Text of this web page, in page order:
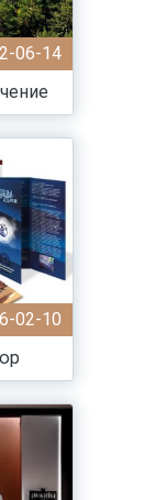
06-14
02-10